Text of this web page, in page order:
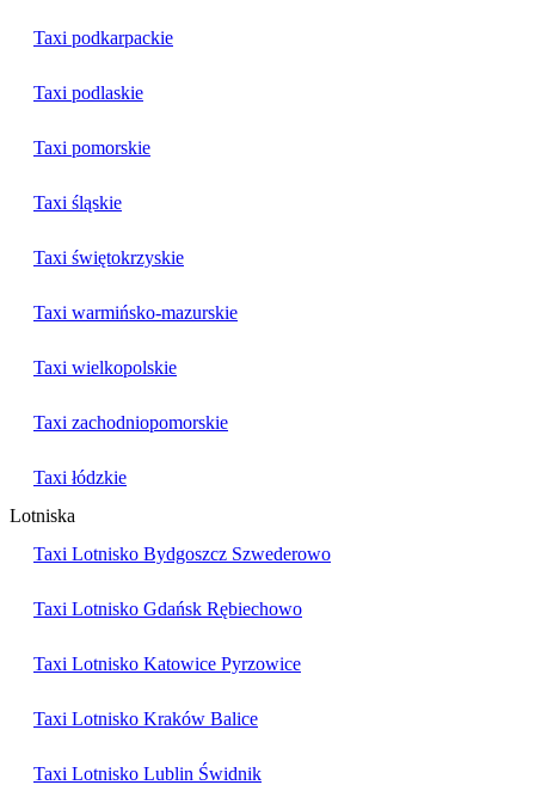
Taxi podkarpackie
Taxi podlaskie
Taxi pomorskie
Taxi śląskie
Taxi świętokrzyskie
Taxi warmińsko-mazurskie
Taxi wielkopolskie
Taxi zachodniopomorskie
Taxi łódzkie
Lotniska
Taxi Lotnisko Bydgoszcz Szwederowo
Taxi Lotnisko Gdańsk Rębiechowo
Taxi Lotnisko Katowice Pyrzowice
Taxi Lotnisko Kraków Balice
Taxi Lotnisko Lublin Świdnik